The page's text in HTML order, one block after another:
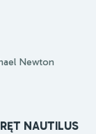
Newton
NAUTILUS